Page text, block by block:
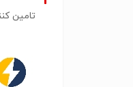
تامین